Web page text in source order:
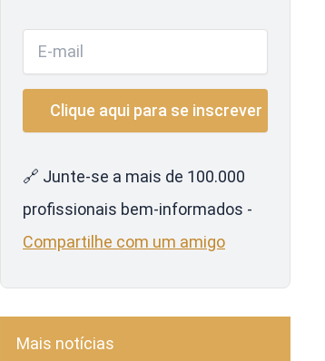
🔗 Junte-se a mais de 100.000
profissionais bem-informados -
Compartilhe com um amigo
Mais notícias